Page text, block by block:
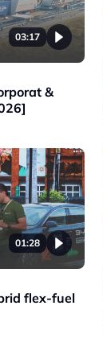
03:17
&
01:28
flex-fuel